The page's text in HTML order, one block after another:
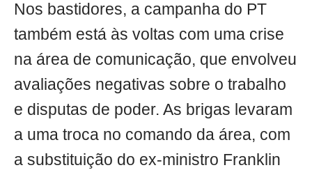
Nos bastidores, a campanha do PT
também está às voltas com uma crise
na área de comunicação, que envolveu
avaliações negativas sobre o trabalho
e disputas de poder. As brigas levaram
a uma troca no comando da área, com
a substituição do ex-ministro Franklin